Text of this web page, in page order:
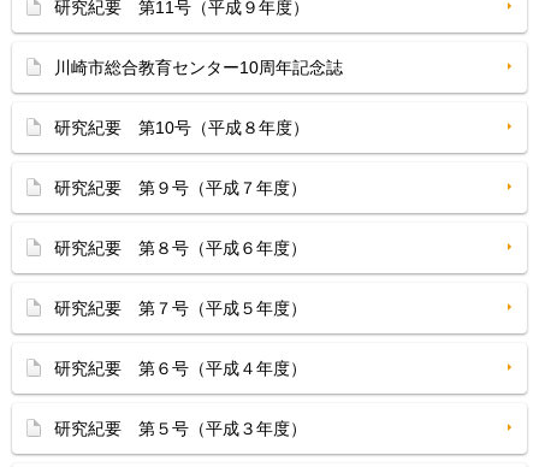
研究紀要 第11号（平成９年度）
川崎市総合教育センター10周年記念誌
研究紀要 第10号（平成８年度）
研究紀要 第９号（平成７年度）
研究紀要 第８号（平成６年度）
研究紀要 第７号（平成５年度）
研究紀要 第６号（平成４年度）
研究紀要 第５号（平成３年度）